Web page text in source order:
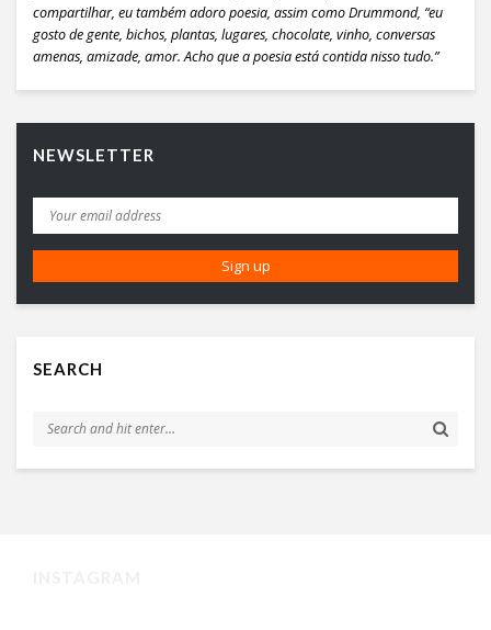
compartilhar, eu também adoro poesia, assim como Drummond, “eu
gosto de gente, bichos, plantas, lugares, chocolate, vinho, conversas
amenas, amizade, amor. Acho que a poesia está contida nisso tudo.”
NEWSLETTER
SEARCH